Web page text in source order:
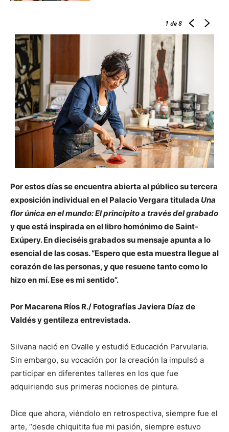
1 de 8
Por estos días se encuentra abierta al público su tercera
exposición individual en el Palacio Vergara titulada Una
flor única en el mundo: El principito a través del grabado
y que está inspirada en el libro homónimo de Saint-
Exúpery. En dieciséis grabados su mensaje apunta a lo
esencial de las cosas. “Espero que esta muestra llegue al
corazón de las personas, y que resuene tanto como lo
hizo en mí. Ese es mi sentido”.
Por Macarena Ríos R./ Fotografías Javiera Díaz de
Valdés y gentileza entrevistada.
Silvana nació en Ovalle y estudió Educación Parvularia.
Sin embargo, su vocación por la creación la impulsó a
participar en diferentes talleres en los que fue
adquiriendo sus primeras nociones de pintura.
Dice que ahora, viéndolo en retrospectiva, siempre fue el
arte, “desde chiquitita fue mi pasión, siempre estuvo